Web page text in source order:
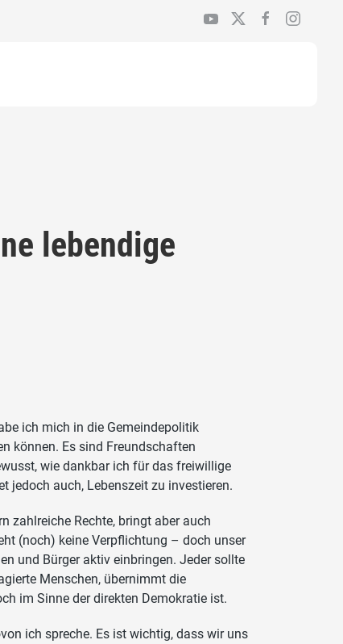
lebendige
ich mich in die Gemeindepolitik
können. Es sind Freundschaften
wie dankbar ich für das freiwillige
jedoch auch, Lebenszeit zu investieren.
zahlreiche Rechte, bringt aber auch
(noch) keine Verpflichtung – doch unser
und Bürger aktiv einbringen. Jeder sollte
Menschen, übernimmt die
im Sinne der direkten Demokratie ist.
ich spreche. Es ist wichtig, dass wir uns